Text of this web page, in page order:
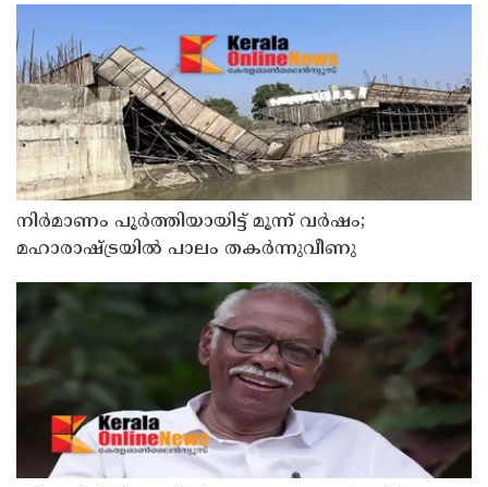
നിർമാണം പൂർത്തിയായിട്ട് മൂന്ന് വർഷം;
മഹാരാഷ്ട്രയിൽ പാലം തകർന്നുവീണു